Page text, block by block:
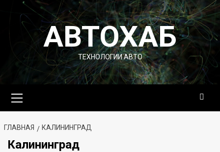
Перейти
содержимомуАВТОХАБ
ТЕХНОЛОГИИ АВТО
меню
ГЛАВНАЯ КАЛИНИНГРАД
Калининград